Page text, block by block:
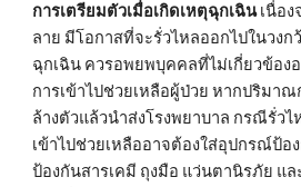
การเตรียมตัวเมื่อเกิดเหตุฉุกเฉิน เนื่อง
ลาย มีโอกาสที่จะรั่วไหลออกไปในวงก
ฉุกเฉิน ควรอพยพบุคคลที่ไม่เกี่ยวข้อง
การเข้าไปช่วยเหลือผู้ป่วย หากปริมา
ล้างตัวแล้วนำส่งโรงพยาบาล กรณีรั่ว
เข้าไปช่วยเหลืออาจต้องใส่อุปกรณ์ป้อ
ป้องกันสารเคมี ถุงมือ แว่นตานิรภัย แ